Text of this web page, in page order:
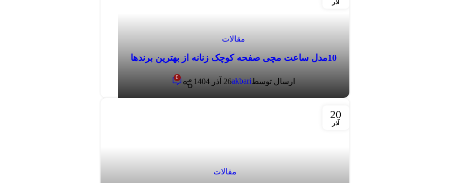
آذر
مقالات
10مدل ساعت مچی صفحه کوچک زنانه از بهترین برندها
ارسال توسطakbari26 آذر 1404 0
20
آذر
مقالات